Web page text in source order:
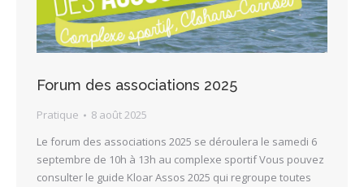
Forum des associations 2025
Pratique
8 août 2025
Le forum des associations 2025 se déroulera le samedi 6
septembre de 10h à 13h au complexe sportif Vous pouvez
consulter le guide Kloar Assos 2025 qui regroupe toutes